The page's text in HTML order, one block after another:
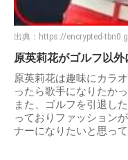
出典： https://encrypted-
原英莉花がゴルフ以
原英莉花は趣味にカラ
ったら歌手になりたか
また、ゴルフを引退し
っておりファッション
ナーになりたいと思っ